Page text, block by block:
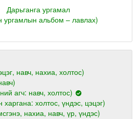
Дарьганга ургамал
ургамлын альбом – лавлах)
навч, нахиа, холтос)
агч: навч, холтос)
холтос, үндэс, цэцэг)
нахиа, навч, үр, үндэс)